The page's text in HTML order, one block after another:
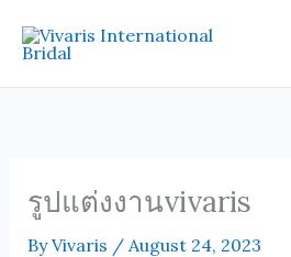
รูปแต่งงานvivaris
ByVivaris / August 24, 2023